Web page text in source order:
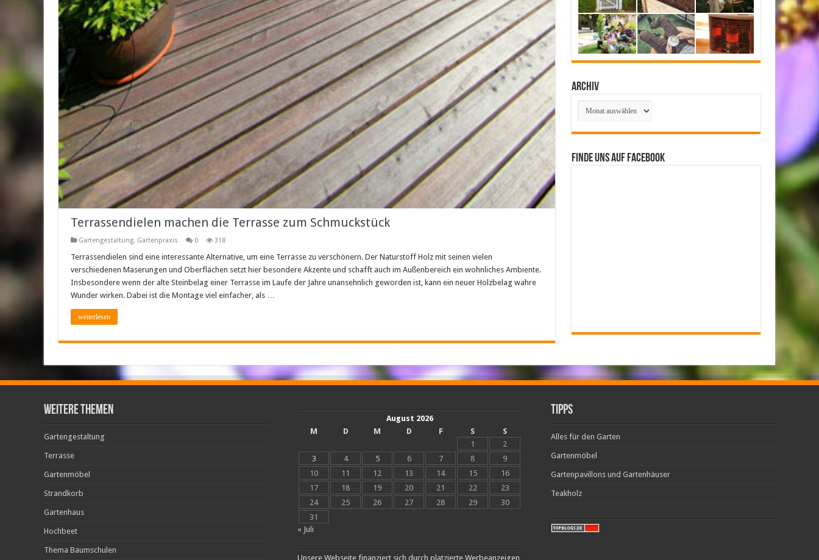
Terrassendielen machen die Terrasse zum Schmuckstück
Gartengestaltung, Gartenpraxis 0 318
Terrassendielen sind eine interessante Alternative, um eine Terrasse zu verschönern. Der Naturstoff Holz mit seinen vielen
verschiedenen Maserungen und Oberflächen setzt hier besondere Akzente und schafft auch im Außenbereich ein wohnliches Ambiente.
Insbesondere wenn der alte Steinbelag einer Terrasse im Laufe der Jahre unansehnlich geworden ist, kann ein neuer Holzbelag wahre
Wunder wirken. Dabei ist die Montage viel einfacher, als …
weiterlesen
Archiv
Archiv
Finde uns auf Facebook
weitere Themen
Gartengestaltung
Terrasse
Gartenmöbel
Strandkorb
Gartenhaus
Hochbeet
Thema Baumschulen
August 2026
M
D M D F S
S
1
2
3
4 5 6 7 8
9
10
11 12 13 14 15
16
17
18 19 20 21 22
23
24
25 26 27 28 29
30
31
« Juli
Unsere Webseite finanziert sich durch platzierte Werbeanzeigen
Tipps
Alles für den Garten
Gartenmöbel
Gartenpavillons und Gartenhäuser
Teakholz